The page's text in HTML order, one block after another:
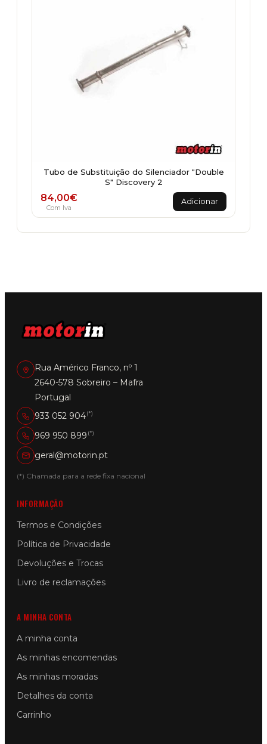
chosen
on
Tubo de Substituição do Silenciador "Double
S" Discovery 2
84,00€
Com Iva
Adicionar
Rua Américo Franco, nº 1
2640-578 Sobreiro – Mafra
Portugal
933 052 904(*)
969 950 899 (*)
geral@motorin.pt
(*) Chamada para a rede fixa nacional
INFORMAÇÃO
Termos e Condições
Política de Privacidade
Devoluções e Trocas
Livro de reclamações
A MINHA CONTA
A minha conta
As minhas encomendas
As minhas moradas
Detalhes da conta
Carrinho